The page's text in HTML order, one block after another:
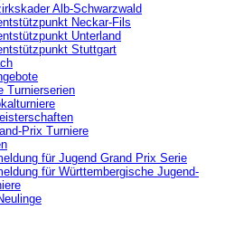
Alb-Schwarzwald
Neckar-Fils
Unterland
Stuttgart
Turnierserien
Prix Turniere
für Jugend Grand Prix Serie
für Württembergische Jugend-